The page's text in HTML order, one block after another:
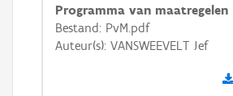
+ −
Programma van maatregelen
Bestand: PvM.pdf
Auteur(s): VANSWEEVELT Jef